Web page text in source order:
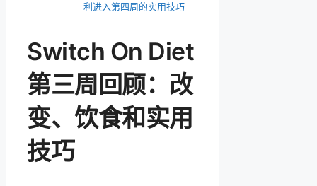
利进入第四周的实用技巧
Switch On Diet
第三周回顾：改
变、饮食和实用
技巧